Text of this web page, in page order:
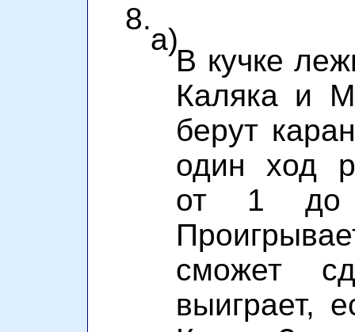
8.
а)
В кучке
Каляка и
берут
один ход
от 1 до
сможет
выиграет,